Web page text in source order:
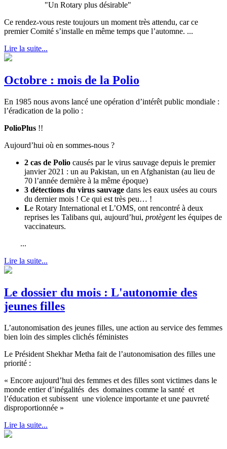
"Un Rotary plus désirable"
Ce rendez-vous reste toujours un moment très attendu, car ce
premier Comité s’installe en même temps que l’automne. ...
Lire la suite...
Octobre : mois de la Polio
En 1985 nous avons lancé une opération d’intérêt public mondiale :
l’éradication de la polio :
PolioPlus !!
Aujourd’hui où en sommes-nous ?
2 cas de Polio causés par le virus sauvage depuis le premier
janvier 2021 : un au Pakistan, un en Afghanistan (au lieu de
70 l’année dernière à la même époque)
3 détections du virus sauvage dans les eaux usées au cours
du dernier mois ! Ce qui est très peu… !
Le Rotary International et L’OMS, ont rencontré à deux
reprises les Talibans qui, aujourd’hui, protègentles équipes de
vaccinateurs.
...
Lire la suite...
Le dossier du mois : L'autonomie des
jeunes filles
L’autonomisation des jeunes filles, une action au service des femmes
bien loin des simples clichés féministes
Le Président Shekhar Metha fait de l’autonomisation des filles une
priorité :
« Encore aujourd’hui des femmes et des filles sont victimes dans le
monde entier d’inégalités des domaines comme la santé et
l’éducation et subissent une violence importante et une pauvreté
disproportionnée »
Lire la suite...